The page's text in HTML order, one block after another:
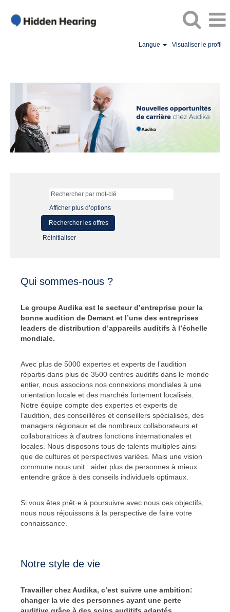
Langue Visualiser le profil
Afficher plus d’options
Réinitialiser
Qui sommes-nous ?
Le groupe Audika est le secteur d’entreprise pour la
bonne audition de Demant et l’une des entreprises
leaders de distribution d’appareils auditifs à l’échelle
mondiale.
Avec plus de 5000 expertes et experts de l’audition
répartis dans plus de 3500 centres auditifs dans le monde
entier, nous associons nos connexions mondiales à une
orientation locale et des marchés fortement localisés.
Notre équipe compte des expertes et experts de
l’audition, des conseillères et conseillers spécialisés, des
managers régionaux et de nombreux collaborateurs et
collaboratrices à d’autres fonctions internationales et
locales. Nous disposons tous de talents multiples ainsi
que de cultures et perspectives variées. Mais une vision
commune nous unit : aider plus de personnes à mieux
entendre grâce à des conseils individuels optimaux.
Si vous êtes prêt·e à poursuivre avec nous ces objectifs,
nous nous réjouissons à la perspective de faire votre
connaissance.
Notre style de vie
Travailler chez Audika, c’est suivre une ambition:
changer la vie des personnes ayant une perte